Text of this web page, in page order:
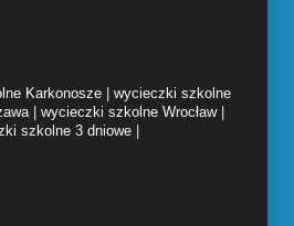
Karkonosze| wycieczki szkolne
| wycieczki szkolne Wrocław|
szkolne 3 dniowe|